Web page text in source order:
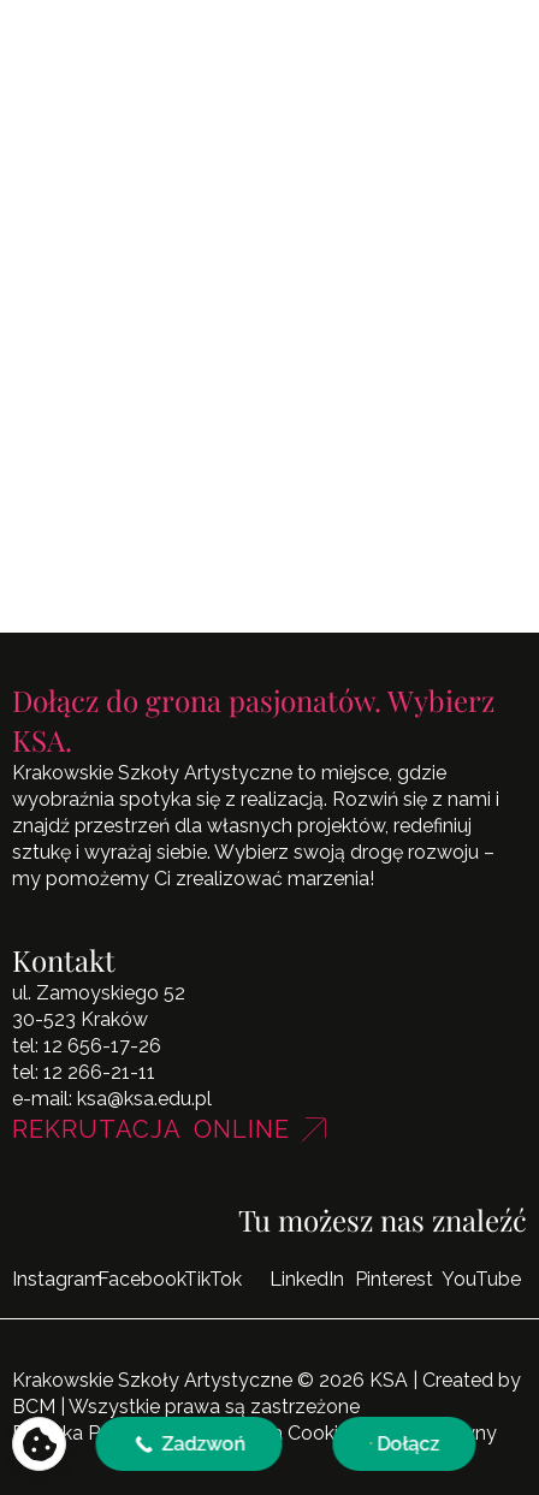
Dołącz do grona pasjonatów. Wybierz
KSA.
Krakowskie Szkoły Artystyczne to miejsce, gdzie
wyobraźnia spotyka się z realizacją. Rozwiń się z nami i
znajdź przestrzeń dla własnych projektów, redefiniuj
sztukę i wyrażaj siebie. Wybierz swoją drogę rozwoju –
my pomożemy Ci zrealizować marzenia!
Kontakt
ul. Zamoyskiego 52
30-523 Kraków
tel: 12 656-17-26
tel: 12 266-21-11
e-mail: ksa@ksa.edu.pl
REKRUTACJA ONLINE
Tu możesz nas znaleźć
InstagramFacebookTikTok LinkedIn Pinterest YouTube
Krakowskie Szkoły Artystyczne © 2026 KSA | Created by
BCM
| Wszystkie prawa są zastrzeżone
Polityka Prywatności
Polityka Cookies Mapa Witryny
Zadzwoń Dołącz